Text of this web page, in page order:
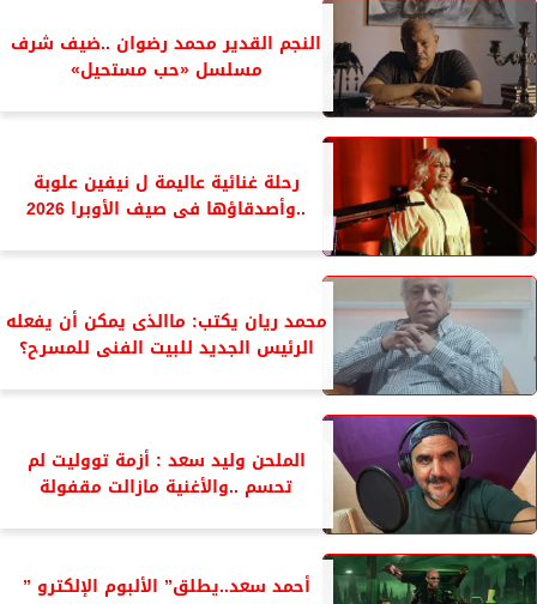
النجم القدير محمد رضوان ..ضيف شرف
مسلسل «حب مستحيل»
رحلة غنائية عاليمة ل نيفين علوبة
..وأصدقاؤها فى صيف الأوبرا 2026
محمد ريان يكتب: ماالذى يمكن أن يفعله
الرئيس الجديد للبيت الفنى للمسرح؟
الملحن وليد سعد : أزمة تووليت لم
تحسم ..والأغنية مازالت مقفولة
أحمد سعد..يطلق” الألبوم الإلكترو ”